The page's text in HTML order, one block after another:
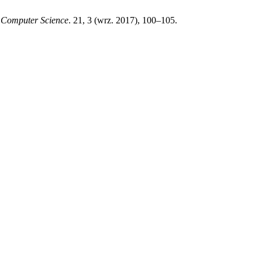
Science. 21, 3 (wrz. 2017), 100–105.